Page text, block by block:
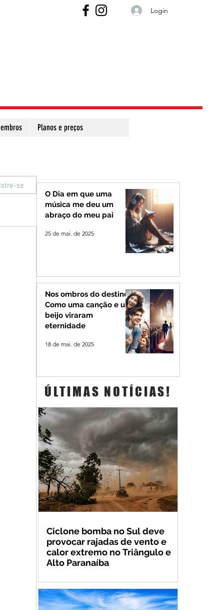
Login
Planos e preços
se
O Dia em que uma
música me deu um
abraço do meu pai
25 de mai. de 2025
Nos ombros do destino:
Como uma canção e um
beijo viraram
eternidade
18 de mai. de 2025
ÚLTIMAS NOTÍCIAS!
Ciclone bomba no Sul deve
provocar rajadas de vento e
calor extremo no Triângulo e
Alto Paranaíba